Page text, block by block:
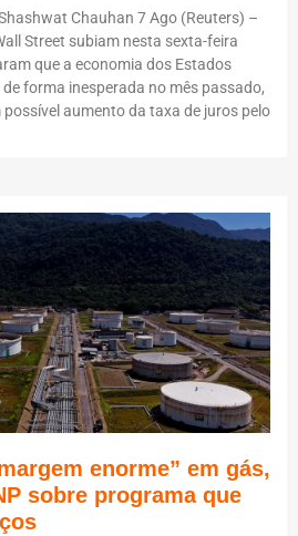
Chauhan 7 Ago (Reuters) –
Street subiam nesta sexta-feira
que a economia dos Estados
forma inesperada no mês passado,
aumento da taxa de juros pelo
enorme” em gás,
sobre programa que